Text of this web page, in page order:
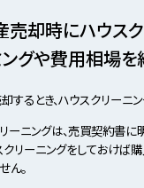
売却時にハウス
ングや費用相場を
するとき、ハウスクリーニ
ーニングは、売買契約書
クリーニングをしておけ
ん。